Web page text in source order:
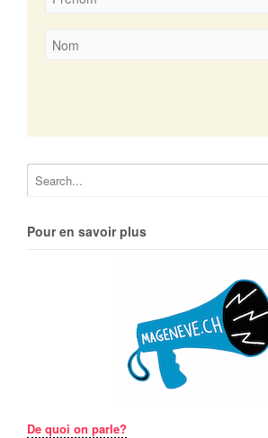
Pour en savoir plus
De quoi on parle?